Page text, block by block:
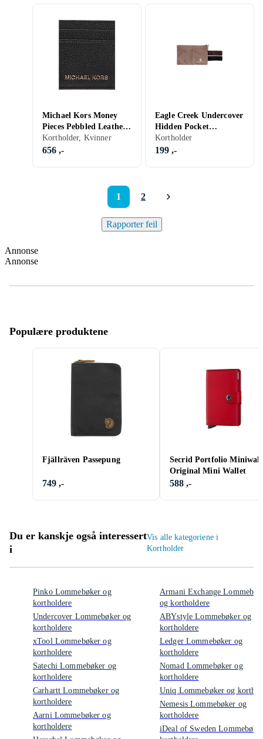
Michael Kors Money
Pieces Pebbled Leather
Card Case (Black)
Kortholder, Kvinner
656 ,-
Eagle Creek Undercover
Hidden Pocket
kortholder
Kortholder
199 ,-
1 2
Rapporter feil
Annonse
Annonse
Populære produktene
Fjällräven Passepung
749 ,-
Secrid Portfolio
Original Mini Wallet
588 ,-
Du er kanskje også interessert
i
Vis alle kategoriene i
Kortholder
Pinko Lommebøker og
kortholdere
Undercover Lommebøker og
kortholdere
xTool Lommebøker og
kortholdere
Satechi Lommebøker og
kortholdere
Carhartt Lommebøker og
kortholdere
Aarni Lommebøker og
kortholdere
Armani Exchange
og kortholdere
ABYstyle Lommebøker og
kortholdere
Ledger Lommebøker og
kortholdere
Nomad Lommebøker og
kortholdere
Uniq Lommebøker og
Nemesis Lommebøker og
kortholdere
iDeal of Sweden